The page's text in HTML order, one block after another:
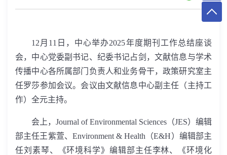
12 月 11 日，中心举办2025年度期刊工作总结座谈
会，中心党委副书记、纪委书记占剑，文献信息与学术
传播中心各所属部门负责人和业务骨干，政策研究室主
任罗莎参加会议。会议由文献信息中心副主任（主持工
作）全元主持。
会上， Journal of Environmental Sciences （JES）编辑
部主任王紫萱、 Environment & Health （E&H）编辑部主
任刘素琴、《环境科学》编辑部主任李林、《环境化